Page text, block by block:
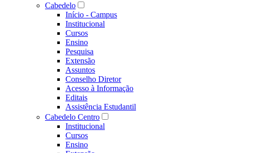
Cabedelo
Início - Campus
Institucional
Cursos
Ensino
Pesquisa
Extensão
Assuntos
Conselho Diretor
Acesso à Informação
Editais
Assistência Estudantil
Cabedelo Centro
Institucional
Cursos
Ensino